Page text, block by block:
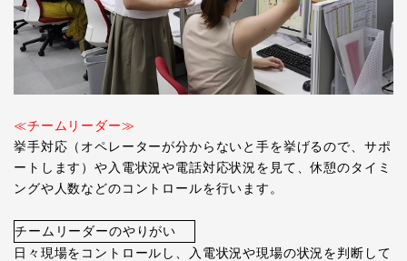
≪チームリーダー≫
挙手対応（オペレーターが分からないと手を挙げるので、サポ
ートします）や入電状況や電話対応状況を見て、休憩のタイミ
ングや人数などのコントロールを行います。
チームリーダーのやりがい
日々現場をコントロールし、入電状況や現場の状況を判断して